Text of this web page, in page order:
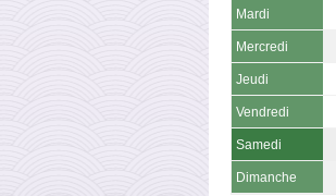
Mardi
Mercredi
Jeudi
Vendredi
Samedi
Dimanche